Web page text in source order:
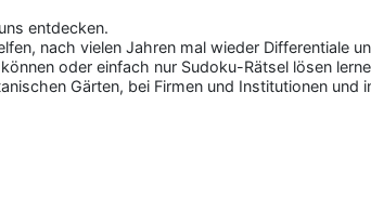
entdecken.
nach vielen Jahren mal wieder Differentiale
oder einfach nur Sudoku-Rätsel lösen
Gärten, bei Firmen und Institutionen und